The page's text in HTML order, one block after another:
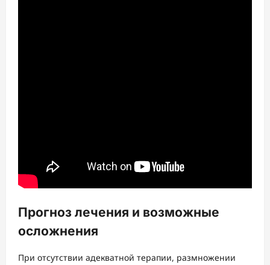
Прогноз лечения и возможные
осложнения
При отсутствии адекватной терапии, размножении